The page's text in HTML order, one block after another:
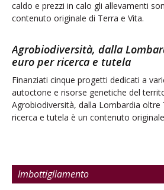
H2O, un progetto per misurare
Regione Puglia e Unioncamere Puglia
fabbisogni idrici delle imprese agricole.
200 interviste pianificate e una survey
agricoltori di tutta la Puglia L'articolo
misurare il fabbisogno idrico delle
un contenuto originale di Terra e Vita.
Imbottigliamento